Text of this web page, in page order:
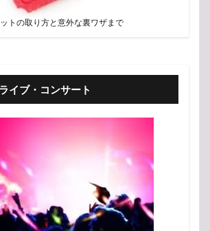
ットの取り方と意外な裏ワザまで
イブ・コンサート